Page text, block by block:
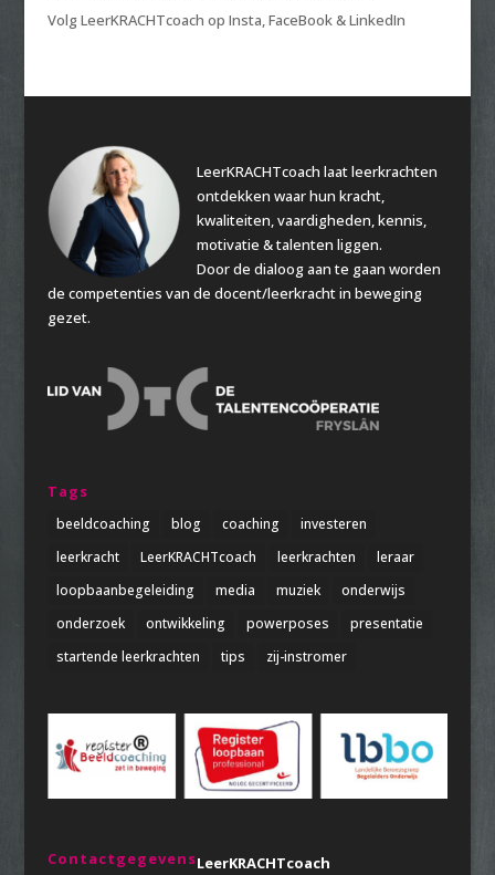
Volg LeerKRACHTcoach op Insta, FaceBook & LinkedIn
LeerKRACHTcoach laat leerkrachten
ontdekken waar hun kracht,
kwaliteiten, vaardigheden, kennis,
motivatie & talenten liggen.
Door de dialoog aan te gaan worden
de competenties van de docent/leerkracht in beweging
gezet.
Tags
beeldcoaching blog coaching
investeren
leerkracht
LeerKRACHTcoach leerkrachten
leraar
loopbaanbegeleiding
media muziek
onderwijs
onderzoek
ontwikkeling powerposes
presentatie
startende leerkrachten
tips zij-instromer
ContactgegevensLeerKRACHTcoach